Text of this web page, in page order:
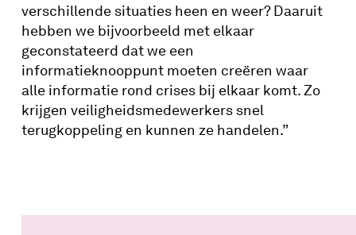
verschillende situaties heen en weer? Daaruit
hebben we bijvoorbeeld met elkaar
geconstateerd dat we een
informatieknooppunt moeten creëren waar
alle informatie rond crises bij elkaar komt. Zo
krijgen veiligheidsmedewerkers snel
terugkoppeling en kunnen ze handelen.”